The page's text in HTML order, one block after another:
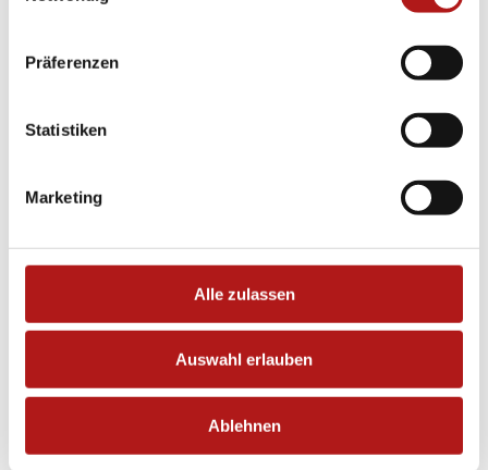
Präferenzen
Statistiken
Marketing
Alle zulassen
Auswahl erlauben
Ablehnen
Typische Symptome sind: